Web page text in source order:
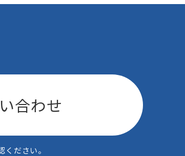
合わせ
ください。